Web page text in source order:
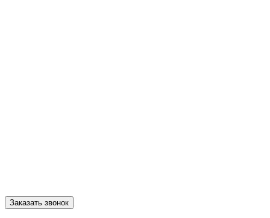
Заказать звонок